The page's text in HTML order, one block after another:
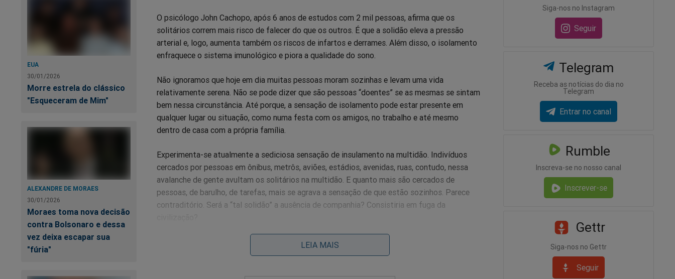
EUA
30/01/2026
Morre estrela do clássico
"Esqueceram de Mim"
ALEXANDRE DE MORAES
30/01/2026
Moraes toma nova decisão
contra Bolsonaro e dessa
vez deixa escapar sua
"fúria"
O psicólogo John Cachopo, após 6 anos de estudos com 2 mil pessoas, afirma que os
solitários correm mais risco de falecer do que os outros. É que a solidão eleva a pressão
arterial e, logo, aumenta também os riscos de infartos e derrames. Além disso, o isolamento
enfraquece o sistema imunológico e piora a qualidade do sono.
Não ignoramos que hoje em dia muitas pessoas moram sozinhas e levam uma vida
relativamente serena. Não se pode dizer que são pessoas “doentes” se as mesmas se sintam
bem nessa circunstância. Até porque, a sensação de isolamento pode estar presente em
qualquer lugar ou situação, como numa festa com os amigos, no trabalho e até mesmo
dentro de casa com a própria família.
Experimenta-se atualmente a sediciosa sensação de insulamento na multidão. Indivíduos
cercados por pessoas em ônibus, metrôs, aviões, estádios, avenidas, ruas, contudo, nessa
avalanche de gente avultam os solitários na multidão. E quanto mais são cercados de
pessoas, de barulho, de tarefas, mais se agrava a sensação de que estão sozinhos. Parece
contraditório. Será a “tal solidão” a ausência de companhia? Consistiria em fuga da
Há os que defendem que solidão seja a arte do encontro com o vazio existencial. Esse vazio
é de mão dupla. Uma é o da existência, da busca de um significado metafísico; a outra é o da
LEIA MAIS
Siga-nos no Instagram
Seguir
Telegram
Receba as notícias do dia no
Telegram
Entrar no canal
Rumble
Inscreva-se no nosso canal
Inscrever-se
Gettr
Siga-nos no Gettr
Seguir